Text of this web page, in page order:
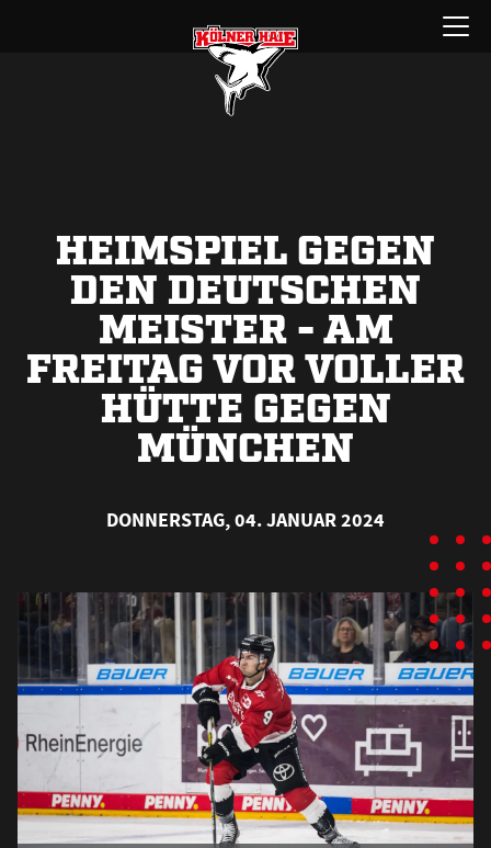
Menü
öffnen
HEIMSPIEL GEGEN
DEN DEUTSCHEN
MEISTER - AM
FREITAG VOR VOLLER
HÜTTE GEGEN
MÜNCHEN
DONNERSTAG, 04. JANUAR 2024